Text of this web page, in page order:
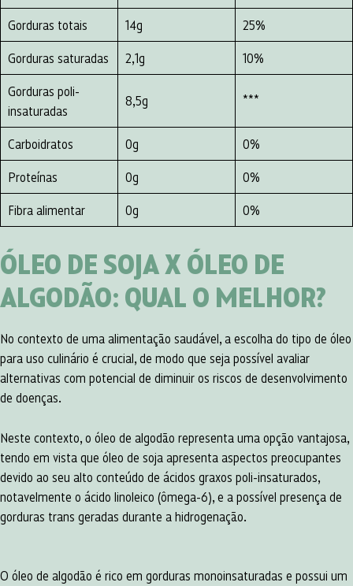
Gorduras totais 14g 25%
Gorduras saturadas 2,1g 10%
Gorduras poli-
insaturadas
8,5g ***
Carboidratos 0g 0%
Proteínas 0g 0%
Fibra alimentar 0g 0%
ÓLEO DE SOJAX ÓLEO DE
ALGODÃO: QUAL O MELHOR?
No contexto de uma alimentação saudável, a escolha do tipo de óleo
para uso culinário é crucial, de modo que seja possível avaliar
alternativas com potencial de diminuir os riscos de desenvolvimento
de doenças.
Neste contexto, o óleo de algodão representa uma opção vantajosa,
tendo em vista que óleo de soja apresenta aspectos preocupantes
devido ao seu alto conteúdo de ácidos graxos poli-insaturados,
notavelmente o ácido linoleico (ômega-6), e a possível presença de
gorduras trans geradas durante a hidrogenação.
O óleo de algodão é rico em gorduras monoinsaturadas e possui um